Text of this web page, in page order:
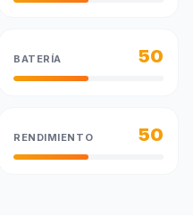
BATERÍA 50
RENDIMIENTO 50